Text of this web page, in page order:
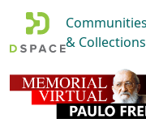
Communities
& Collections